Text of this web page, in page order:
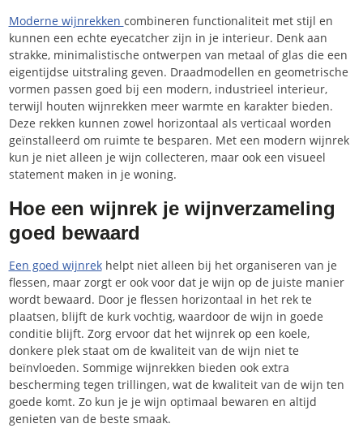
Moderne wijnrekken combineren functionaliteit met stijl en
kunnen een echte eyecatcher zijn in je interieur. Denk aan
strakke, minimalistische ontwerpen van metaal of glas die een
eigentijdse uitstraling geven. Draadmodellen en geometrische
vormen passen goed bij een modern, industrieel interieur,
terwijl houten wijnrekken meer warmte en karakter bieden.
Deze rekken kunnen zowel horizontaal als verticaal worden
geïnstalleerd om ruimte te besparen. Met een modern wijnrek
kun je niet alleen je wijn collecteren, maar ook een visueel
statement maken in je woning.
Hoe een wijnrek je wijnverzameling
goed bewaard
Een goed wijnrekhelpt niet alleen bij het organiseren van je
flessen, maar zorgt er ook voor dat je wijn op de juiste manier
wordt bewaard. Door je flessen horizontaal in het rek te
plaatsen, blijft de kurk vochtig, waardoor de wijn in goede
conditie blijft. Zorg ervoor dat het wijnrek op een koele,
donkere plek staat om de kwaliteit van de wijn niet te
beïnvloeden. Sommige wijnrekken bieden ook extra
bescherming tegen trillingen, wat de kwaliteit van de wijn ten
goede komt. Zo kun je je wijn optimaal bewaren en altijd
genieten van de beste smaak.